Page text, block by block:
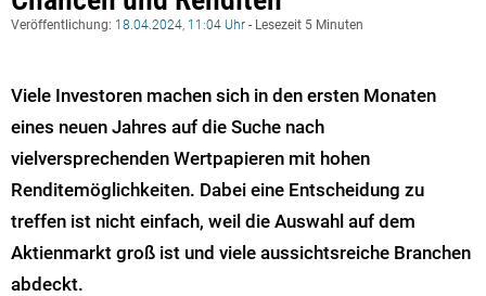
Veröffentlichung: 18.04.2024, 11:04 Uhr - Lesezeit 5 Minuten
Viele Investoren machen sich in den ersten Monaten
eines neuen Jahres auf die Suche nach
vielversprechenden Wertpapieren mit hohen
Renditemöglichkeiten. Dabei eine Entscheidung zu
treffen ist nicht einfach, weil die Auswahl auf dem
Aktienmarkt groß ist und viele aussichtsreiche Branchen
abdeckt.